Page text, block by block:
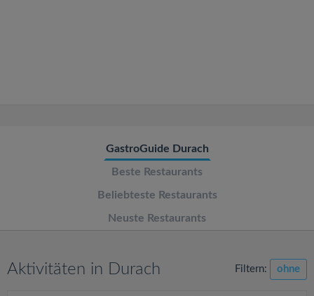
GastroGuide Durach
Beste Restaurants
Beliebteste Restaurants
Neuste Restaurants
Aktivitäten in Durach Filtern: ohne